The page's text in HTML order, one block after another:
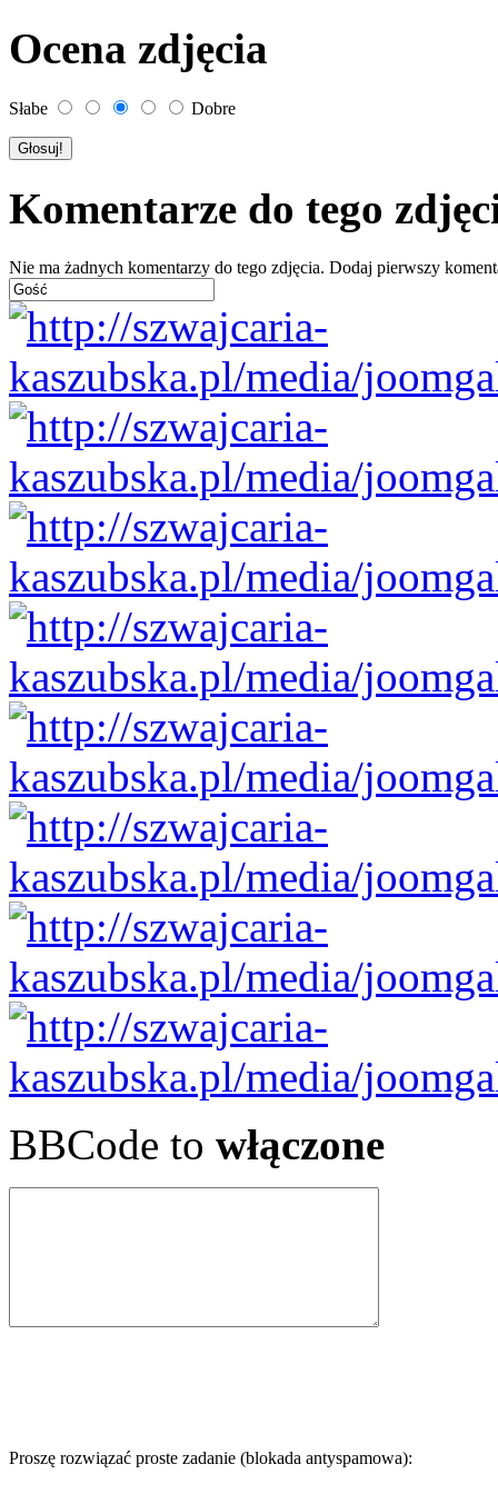
Ocena zdjęcia
Słabe Dobre
Komentarze do tego
Nie ma żadnych komentarzy do tego zdjęcia. Dodaj pierwszy
BBCode to włączone
Proszę rozwiązać proste zadanie (blokada antyspamowa):